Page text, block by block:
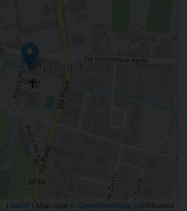
Leaflet | Map data © OpenStreetMap contributors